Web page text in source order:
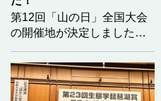
第12回「山の日」全国大会
の開催地が決定しました！
回大会開催地を「福島県
北塩原村 磐梯町 猪苗代
町」とし、開催地決定を通